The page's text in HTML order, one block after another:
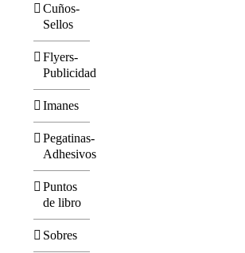
Cuños-
Sellos
Flyers-
Publicidad
Imanes
Pegatinas-
Adhesivos
Puntos
de libro
Sobres